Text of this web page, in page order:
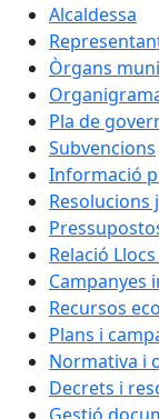
Alcaldessa
Òrgans
Pla de
Subvencions
Informació
Resolucions
Relació
Campanyes
Recursos
Plans i
Normativa i
Decrets i